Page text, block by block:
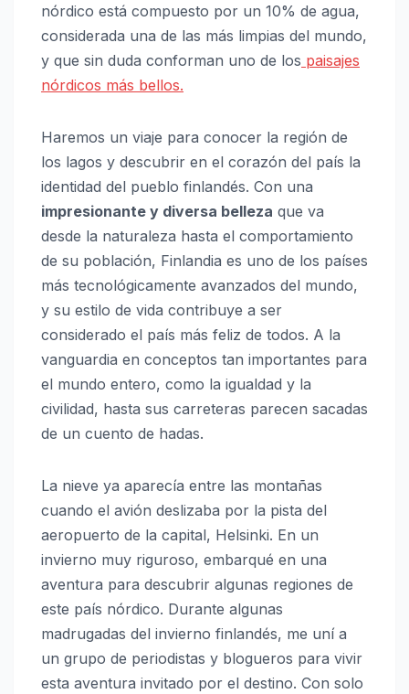
nórdico está compuesto por un 10% de agua,
considerada una de las más limpias del mundo,
y que sin duda conforman uno de los paisajes
nórdicos más bellos.
Haremos un viaje para conocer la región de
los lagos y descubrir en el corazón del país la
identidad del pueblo finlandés. Con una
impresionante y diversa belleza que va
desde la naturaleza hasta el comportamiento
de su población, Finlandia es uno de los países
más tecnológicamente avanzados del mundo,
y su estilo de vida contribuye a ser
considerado el país más feliz de todos. A la
vanguardia en conceptos tan importantes para
el mundo entero, como la igualdad y la
civilidad, hasta sus carreteras parecen sacadas
de un cuento de hadas.
La nieve ya aparecía entre las montañas
cuando el avión deslizaba por la pista del
aeropuerto de la capital, Helsinki. En un
invierno muy riguroso, embarqué en una
aventura para descubrir algunas regiones de
este país nórdico. Durante algunas
madrugadas del invierno finlandés, me uní a
un grupo de periodistas y blogueros para vivir
esta aventura invitado por el destino. Con solo